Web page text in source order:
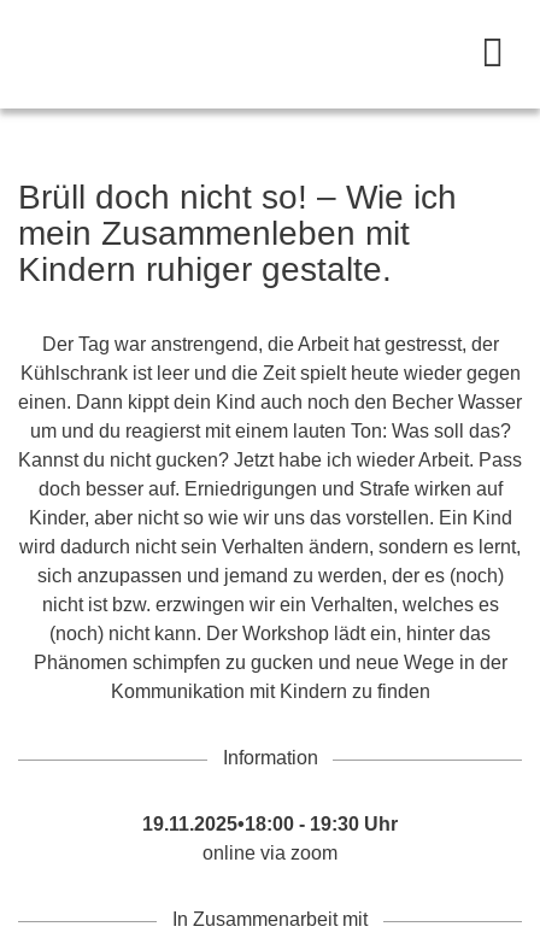
Brüll doch nicht so! – Wie ich
mein Zusammenleben mit
Kindern ruhiger gestalte.
Der Tag war anstrengend, die Arbeit hat gestresst, der
Kühlschrank ist leer und die Zeit spielt heute wieder gegen
einen. Dann kippt dein Kind auch noch den Becher Wasser
um und du reagierst mit einem lauten Ton: Was soll das?
Kannst du nicht gucken? Jetzt habe ich wieder Arbeit. Pass
doch besser auf. Erniedrigungen und Strafe wirken auf
Kinder, aber nicht so wie wir uns das vorstellen. Ein Kind
wird dadurch nicht sein Verhalten ändern, sondern es lernt,
sich anzupassen und jemand zu werden, der es (noch)
nicht ist bzw. erzwingen wir ein Verhalten, welches es
(noch) nicht kann. Der Workshop lädt ein, hinter das
Phänomen schimpfen zu gucken und neue Wege in der
Kommunikation mit Kindern zu finden
Information
19.11.2025•18:00 - 19:30 Uhr
online via zoom
In Zusammenarbeit mit